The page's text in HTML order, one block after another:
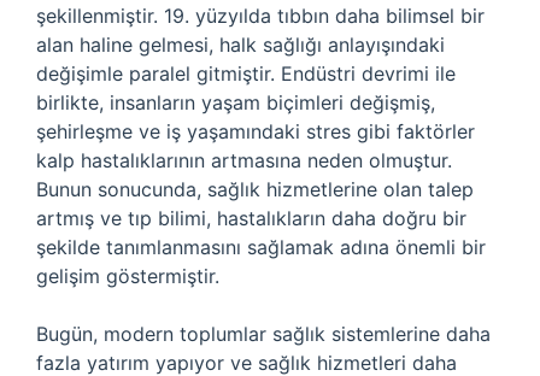
şekillenmiştir. 19. yüzyılda tıbbın daha bilimsel bir
alan haline gelmesi, halk sağlığı anlayışındaki
değişimle paralel gitmiştir. Endüstri devrimi ile
birlikte, insanların yaşam biçimleri değişmiş,
şehirleşme ve iş yaşamındaki stres gibi faktörler
kalp hastalıklarının artmasına neden olmuştur.
Bunun sonucunda, sağlık hizmetlerine olan talep
artmış ve tıp bilimi, hastalıkların daha doğru bir
şekilde tanımlanmasını sağlamak adına önemli bir
gelişim göstermiştir.
Bugün, modern toplumlar sağlık sistemlerine daha
fazla yatırım yapıyor ve sağlık hizmetleri daha